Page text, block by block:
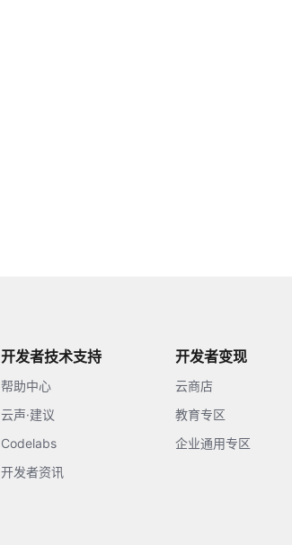
开发者技术支持
帮助中心
云声·建议
Codelabs
开发者资讯
开发者变现
云商店
教育专区
企业通用专区